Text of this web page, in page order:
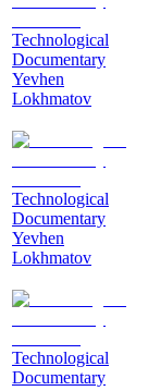
Technological
Documentary
Yevhen
Lokhmatov
Technological
Documentary
Yevhen
Lokhmatov
Technological
Documentary